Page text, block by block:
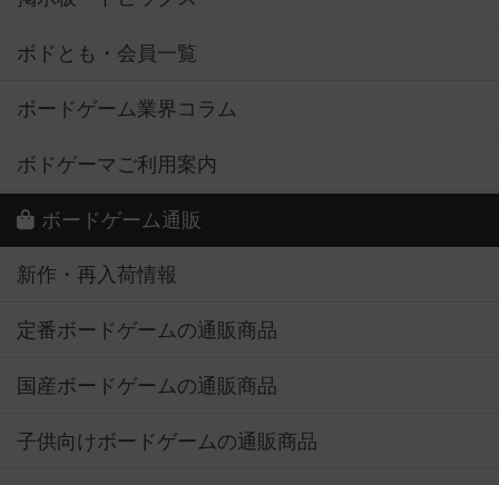
ボドとも・会員一覧
ボードゲーム業界コラム
ボドゲーマご利用案内
ボードゲーム通販
新作・再入荷情報
定番ボードゲームの通販商品
国産ボードゲームの通販商品
子供向けボードゲームの通販商品